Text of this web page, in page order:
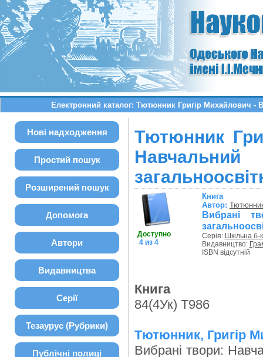
Електронний каталог: Тютюнник Григір Михайлович -
Нові надходження
Простий пошук
Розширений пошук
Допомога
Автори
Видавництва
Серії
Тезаурус (Рубрики)
Публічні полиці
Тютюнник
Доступно
4 из 4
Книга
Автор:
Вибрані
Серія: Шкільна б-
Видавництво:
ISBN відсутній
Книга
84(4Ук) Т986
Тютюнник, Григір
Вибрані твори: